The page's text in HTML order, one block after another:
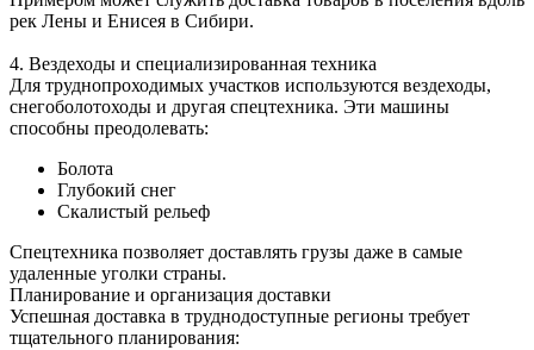
рек Лены и Енисея в Сибири.
4. Вездеходы и специализированная техника
Для труднопроходимых участков используются вездеходы,
снегоболотоходы и другая спецтехника. Эти машины
способны преодолевать:
Болота
Глубокий снег
Скалистый рельеф
Спецтехника позволяет доставлять грузы даже в самые
удаленные уголки страны.
Планирование и организация доставки
Успешная доставка в труднодоступные регионы требует
тщательного планирования: